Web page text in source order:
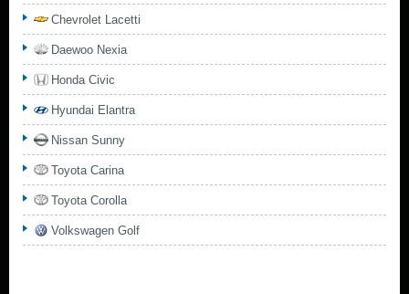
Chevrolet Lacetti
Daewoo Nexia
Honda Civic
Hyundai Elantra
Nissan Sunny
Toyota Carina
Toyota Corolla
Volkswagen Golf